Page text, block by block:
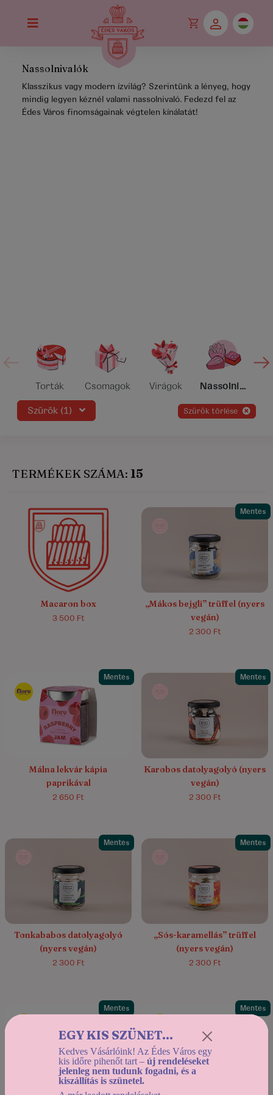
Nassolnivalók
Klasszikus vagy modern ízvilág? Szerintünk a lényeg, hogy
mindig legyen kéznél valami nassolnivaló. Fedezd fel az
Édes Város finomságainak végtelen kínálatát!
Torták Csomagok Virágok Nassolnivalók
Szűrők (1) szűrők törlése
TERMÉKEK SZÁMA: 15
Macaron box
3 500 Ft
Mentes
„Mákos bejgli” trüffel (nyers
vegán)
2 300 Ft
Mentes
Málna lekvár kápia
paprikával
2 650 Ft
Mentes
5.0/5 (1)
Karobos datolyagolyó (nyers
vegán)
2 300 Ft
Mentes
Tonkababos datolyagolyó
(nyers vegán)
2 300 Ft
Mentes
4.7/5 (3)
„Sós-karamellás” trüffel
(nyers vegán)
2 300 Ft
Mentes Mentes
EGY KIS SZÜNET...
Kedves Vásárlóink! Az Édes Város egy
kis időre pihenőt tart – új rendeléseket
jelenleg nem tudunk fogadni, és a
kiszállítás is szünetel.